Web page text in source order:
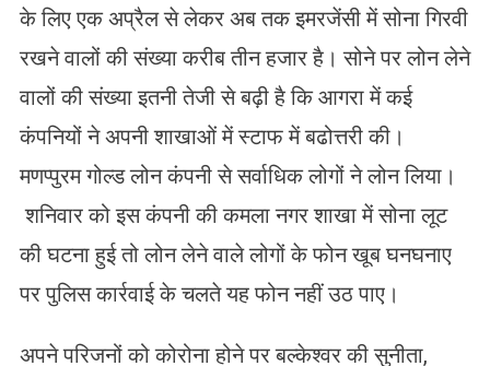
के लिए एक अप्रैल से लेकर अब तक इमरजेंसी में सोना गिरवी
रखने वालों की संख्या करीब तीन हजार है। सोने पर लोन लेने
वालों की संख्या इतनी तेजी से बढ़ी है कि आगरा में कई
कंपनियों ने अपनी शाखाओं में स्टाफ में बढोत्तरी की।
मणप्पुरम गोल्ड लोन कंपनी से सर्वाधिक लोगों ने लोन लिया।
शनिवार को इस कंपनी की कमला नगर शाखा में सोना लूट
की घटना हुई तो लोन लेने वाले लोगों के फोन खूब घनघनाए
पर पुलिस कार्रवाई के चलते यह फोन नहीं उठ पाए।
अपने परिजनों को कोरोना होने पर बल्केश्वर की सुनीता,